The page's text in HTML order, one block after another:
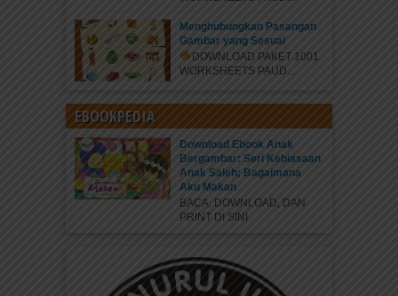
Kekalkan hartamu dengan donasi, sedekah jariyah,
atau infak untuk membantu Gerakan Indonesia
Cerdas Literasi tetap menyapa Sahabat...
Berlangganan Elibrary.id untuk
Sekolah
Menghubungkan Pasangan
Gambar yang Sesuai
DOWNLOAD PAKET 1001
WORKSHEETS PAUD...
EBOOKPEDIA
Download Ebook Anak
Bergambar: Seri Kebiasaan
Anak Saleh; Bagaimana
Aku Makan
BACA, DOWNLOAD, DAN
PRINT DI SINI